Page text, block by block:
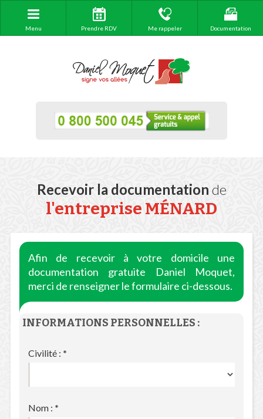
Menu Prendre RDV Me rappeler Documentation
Recevoir la documentation de
l'entreprise MÉNARD
Afin de recevoir à votre domicile une
documentation gratuite Daniel Moquet,
merci de renseigner le formulaire ci-dessous.
INFORMATIONS PERSONNELLES :
Civilité : *
Nom : *